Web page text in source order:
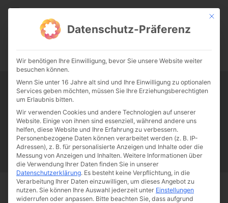
CATHWALK.DE
0:00 -:--
Tag:Frankenhausen
Papst Franziskus Ehe Sex Liebe Familie
Katholizismus
Franziskus
50 Jahre Humanae vitae Katholische Kirche
Start Schlagworte Frankenhausen
Mit
Datenschutz-Präferenz
Wir benötigen Ihre Einwilligung, bevor Sie unsere Website weiter
besuchen können.
Wenn Sie unter 16 Jahre alt sind und Ihre Einwilligung zu optionalen
Services geben möchten, müssen Sie Ihre Erziehungsberechtigten
um Erlaubnis bitten.
Wir verwenden Cookies und andere Technologien auf unserer
Website. Einige von ihnen sind essenziell, während andere uns
helfen, diese Website und Ihre Erfahrung zu verbessern.
Personenbezogene Daten können verarbeitet werden (z. B. IP-
Adressen), z. B. für personalisierte Anzeigen und Inhalte oder die
Messung von Anzeigen und Inhalten. Weitere Informationen über
die Verwendung Ihrer Daten finden Sie in unserer
Datenschutzerklärung. Es besteht keine Verpflichtung, in die
Verarbeitung Ihrer Daten einzuwilligen, um dieses Angebot zu
nutzen. Sie können Ihre Auswahl jederzeit unter Einstellungen
widerrufen oder anpassen. Bitte beachten Sie, dass aufgrund